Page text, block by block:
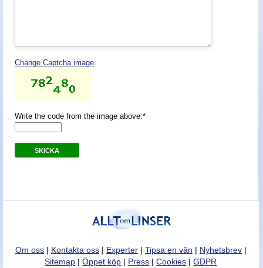
Change Captcha image
Write the code from the image above:*
SKICKA
Om oss| Kontakta oss| Experter| Tipsa en vän | Nyhetsbrev|
Sitemap |Öppet köp | Press |Cookies |GDPR